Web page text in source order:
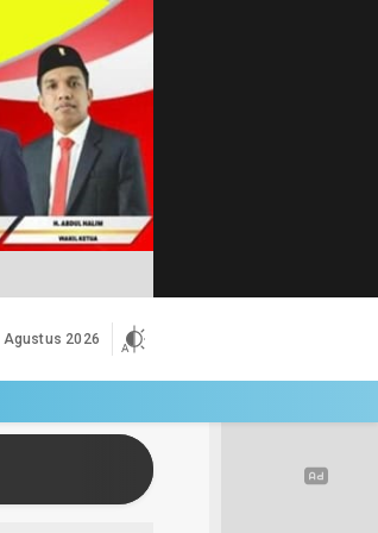
Agustus 2026